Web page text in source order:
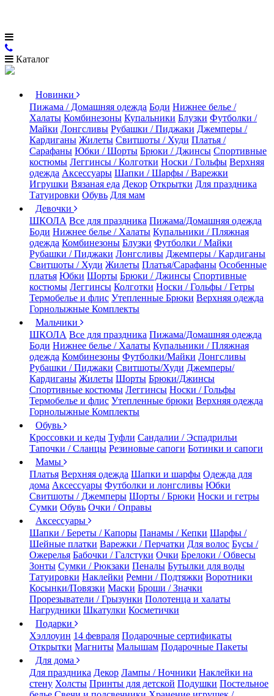
Каталог
Новинки
Пижама / Домашняя одежда Боди Нижнее белье /
Халаты Комбинезоны Купальники Блузки Футболки /
Майки Лонгсливы Рубашки / Пиджаки Джемперы /
Кардиганы Жилеты Свитшоты / Худи Платья /
Сарафаны Юбки / Шорты Брюки / Джинсы Спортивные
костюмы Леггинсы / Колготки Носки / Гольфы Верхняя
одежда Аксессуары Шапки / Шарфы / Варежки
Игрушки Вязаная еда Декор Открытки Для праздника
Татуировки Обувь Для мам
Девочки
ШКОЛА Все для праздника Пижама/Домашняя одежда
Боди Нижнее белье / Халаты Купальники / Пляжная
одежда Комбинезоны Блузки Футболки / Майки
Рубашки / Пиджаки Лонгсливы Джемперы / Кардиганы
Свитшоты / Худи Жилеты Платья/Сарафаны Особенные
платья Юбки Шорты Брюки / Джинсы Спортивные
костюмы Леггинсы Колготки Носки / Гольфы / Гетры
Термобелье и флис Утепленные Брюки Верхняя одежда
Горнолыжные Комплекты
Мальчики
ШКОЛА Все для праздника Пижама/Домашняя одежда
Боди Нижнее белье / Халаты Купальники / Пляжная
одежда Комбинезоны Футболки/Майки Лонгсливы
Рубашки / Пиджаки Свитшоты/Худи Джемперы/
Кардиганы Жилеты Шорты Брюки/Джинсы
Спортивные костюмы Леггинсы Носки / Гольфы
Термобелье и флис Утепленные брюки Верхняя одежда
Горнолыжные Комплекты
Обувь
Кроссовки и кеды Туфли Сандалии / Эспадрильи
Тапочки / Сланцы Резиновые сапоги Ботинки и сапоги
Мамы
Платья Верхняя одежда Шапки и шарфы Одежда для
дома Аксессуары Футболки и лонгсливы Юбки
Свитшоты / Джемперы Шорты / Брюки Носки и гетры
Сумки Обувь Очки / Оправы
Аксессуары
Шапки / Береты / Капоры Панамы / Кепки Шарфы /
Шейные платки Варежки / Перчатки Для волос Бусы /
Ожерелья Бабочки / Галстуки Очки Брелоки / Обвесы
Зонты Сумки / Рюкзаки Пеналы Бутылки для воды
Татуировки Наклейки Ремни / Подтяжки Воротники
Косынки/Повязки Маски Броши / Значки
Прорезыватели / Грызунки Полотенца и халаты
Нагрудники Шкатулки Косметички
Подарки
Хэллоуин 14 февраля Подарочные сертификаты
Открытки Магниты Малышам Подарочные Пакеты
Для дома
Для праздника Декор Лампы / Ночники Наклейки на
стену Холсты Принты для детской Подушки Постельное